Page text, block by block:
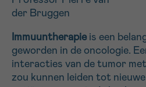
Immuuntherapie is een
geworden in de oncologie.
interacties van de tumor
zou kunnen leiden tot